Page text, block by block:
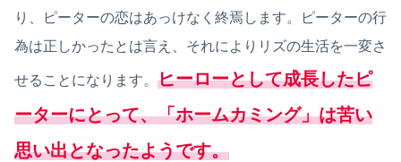
り、ピーターの恋はあっけなく終焉します。ピーターの行
為は正しかったとは言え、それによりリズの生活を一変さ
せることになります。 ヒーローとして成長したピ
ーターにとって、「ホームカミング」は苦い
思い出となったようです。